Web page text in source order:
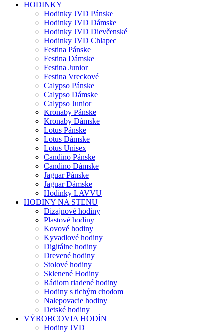
HODINKY
Hodinky JVD Pánske
Hodinky JVD Dámske
Hodinky JVD Dievčenské
Hodinky JVD Chlapec
Festina Pánske
Festina Dámske
Festina Junior
Festina Vreckové
Calypso Pánske
Calypso Dámske
Calypso Junior
Kronaby Pánske
Kronaby Dámske
Lotus Pánske
Lotus Dámske
Lotus Unisex
Candino Pánske
Candino Dámske
Jaguar Pánske
Jaguar Dámske
Hodinky LAVVU
HODINY NA STENU
Dizajnové hodiny
Plastové hodiny
Kovové hodiny
Kyvadlové hodiny
Digitálne hodiny
Drevené hodiny
Stolové hodiny
Sklenené Hodiny
Rádiom riadené hodiny
Hodiny s tichým chodom
Nalepovacie hodiny
Detské hodiny
VÝROBCOVIA HODÍN
Hodiny JVD